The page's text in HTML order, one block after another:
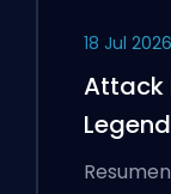
18 Jul 2026
Attack